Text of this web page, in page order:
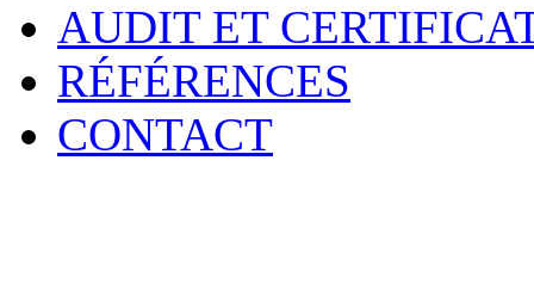
AUDIT ET
RÉFÉRENCES
CONTACT